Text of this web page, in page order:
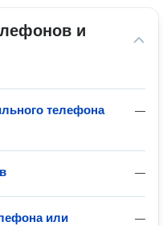
и
—
телефона
—
—
или